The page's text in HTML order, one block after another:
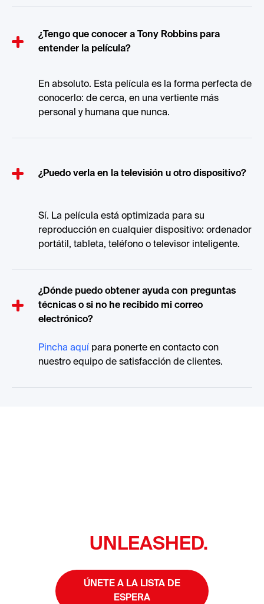
¿Tengo que conocer a Tony Robbins para
entender la película?
En absoluto. Esta película es la forma perfecta de
conocerlo: de cerca, en una vertiente más
personal y humana que nunca.
¿Puedo verla en la televisión u otro dispositivo?
Sí. La película está optimizada para su
reproducción en cualquier dispositivo: ordenador
portátil, tableta, teléfono o televisor inteligente.
¿Dónde puedo obtener ayuda con preguntas
técnicas o si no he recibido mi correo
electrónico?
Pincha aquí para ponerte en contacto con
nuestro equipo de satisfacción de clientes.
UNLEASHED.
ÚNETE A LA LISTA DE
ESPERA